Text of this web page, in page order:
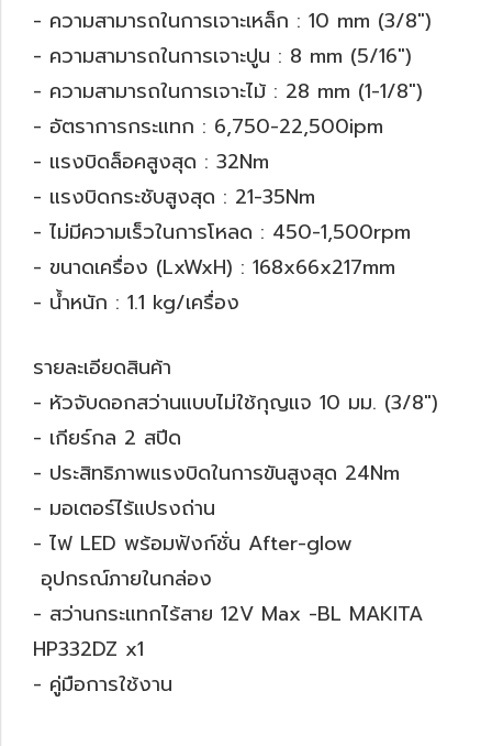
- ความสามารถในการเจาะเหล็ก : 10 mm (3/8")
- ความสามารถในการเจาะปูน : 8 mm (5/16")
- ความสามารถในการเจาะไม้ : 28 mm (1-1/8")
- อัตราการกระแทก : 6,750-22,500ipm
- แรงบิดล็อคสูงสุด : 32Nm
- แรงบิดกระชับสูงสุด : 21-35Nm
- ไม่มีความเร็วในการโหลด : 450-1,500rpm
- ขนาดเครื่อง (LxWxH) : 168x66x217mm
- น้ำหนัก : 1.1 kg/เครื่อง
รายละเอียดสินค้า
- หัวจับดอกสว่านแบบไม่ใช้กุญแจ 10 มม. (3/8")
- เกียร์กล 2 สปีด
- ประสิทธิภาพแรงบิดในการขันสูงสุด 24Nm
- มอเตอร์ไร้แปรงถ่าน
- ไฟ LED พร้อมฟังก์ชั่น After-glow
อุปกรณ์ภายในกล่อง
- สว่านกระแทกไร้สาย 12V Max -BL MAKITA
HP332DZ x1
- คู่มือการใช้งาน